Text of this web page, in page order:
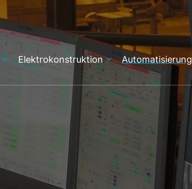
Elektrokonstruktion Automatisierung